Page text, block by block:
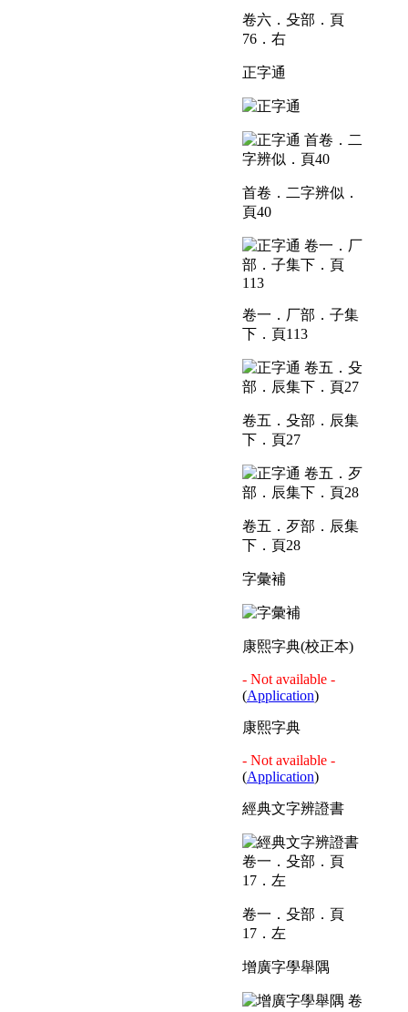
卷六．殳部．頁
76．右
正字通
首卷．二字辨似．
頁40
卷一．厂部．子集
下．頁113
卷五．殳部．辰集
下．頁27
卷五．歹部．辰集
下．頁28
字彙補
康熙字典(校正本)
- Not available -
(Application)
康熙字典
- Not available -
(Application)
經典文字辨證書
卷一．殳部．頁
17．左
增廣字學舉隅